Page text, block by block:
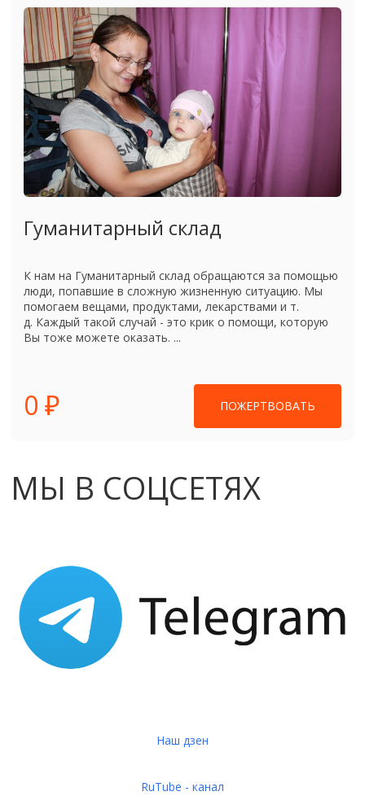
Гуманитарный склад
К нам на Гуманитарный склад обращаются за помощью
люди, попавшие в сложную жизненную ситуацию. Мы
помогаем вещами, продуктами, лекарствами и т.
д. Каждый такой случай - это крик о помощи, которую
Вы тоже можете оказать. ...
0 ₽ ПОЖЕРТВОВАТЬ
МЫ В СОЦСЕТЯХ
Наш дзен
RuTube - канал